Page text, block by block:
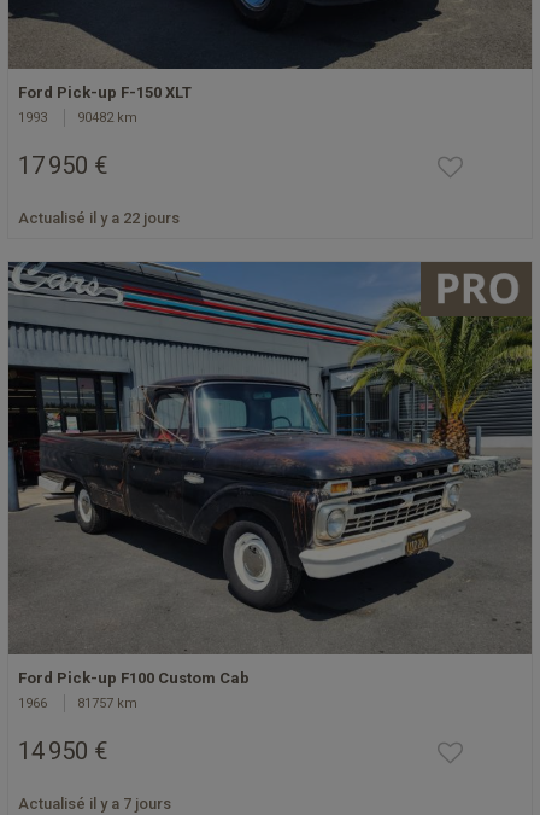
Ford Pick-up F-150 XLT
1993 90482 km
17 950 €
Actualisé il y a 22 jours
Ford Pick-up F100 Custom Cab
1966 81757 km
14 950 €
Actualisé il y a 7 jours